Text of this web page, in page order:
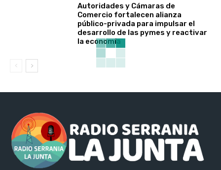
Autoridades y Cámaras de
Comercio fortalecen alianza
público-privada para impulsar el
desarrollo de las pymes y reactivar
la economía